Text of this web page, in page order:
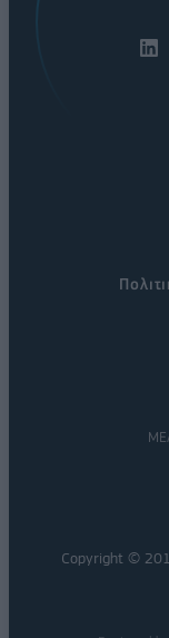
Copyright ©